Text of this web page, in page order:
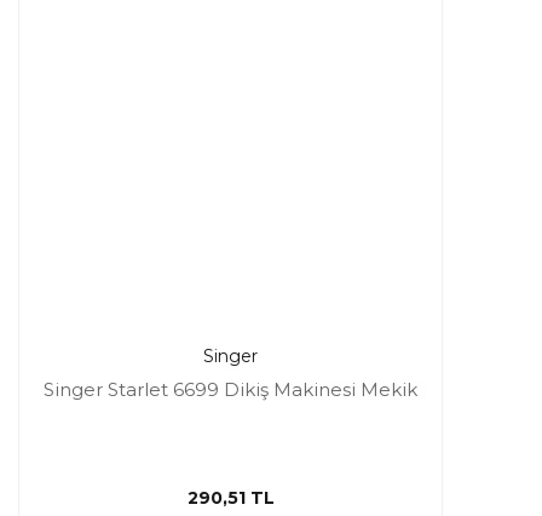
Singer
Singer Starlet 6699 Dikiş Makinesi Mekik
290,51 TL